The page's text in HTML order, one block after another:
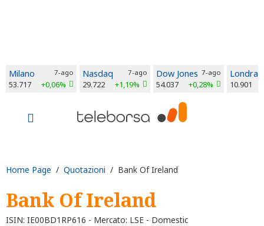
Milano 7-ago
53.717 +0,06%
Nasdaq 7-ago
29.722 +1,19%
Dow Jones 7-ago
54.037 +0,28%
Londra
10.901
Home Page / Quotazioni / Bank Of Ireland
Bank Of Ireland
ISIN: IE00BD1RP616 - Mercato: LSE - Domestic